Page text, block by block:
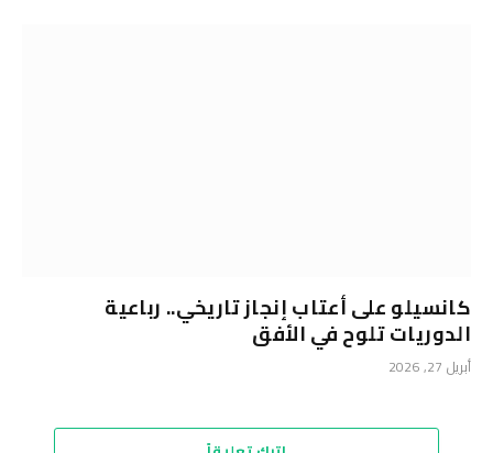
كانسيلو على أعتاب إنجاز تاريخي.. رباعية
الدوريات تلوح في الأفق
أبريل 27, 2026